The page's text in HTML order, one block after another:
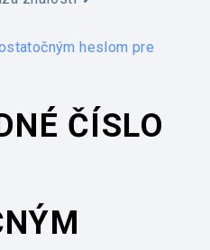
heslom pre
ČÍSLO